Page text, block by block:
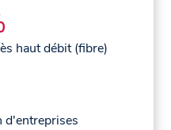
haut débit (fibre)
d'entreprises